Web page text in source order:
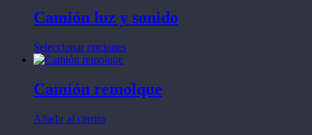
elegir
en
página
múltiples
variantes.
opciones
elegir
en
Camión luz y sonido
Seleccionar opcionesEste
múltiples
variantes.
Camión remolque
Añadir al carrito